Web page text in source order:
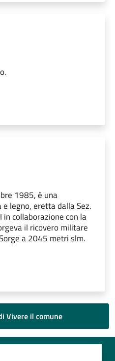
1985, è una
legno, eretta dalla Sez.
in collaborazione con la
il ricovero militare
a 2045 metri slm.
Vivere il comune